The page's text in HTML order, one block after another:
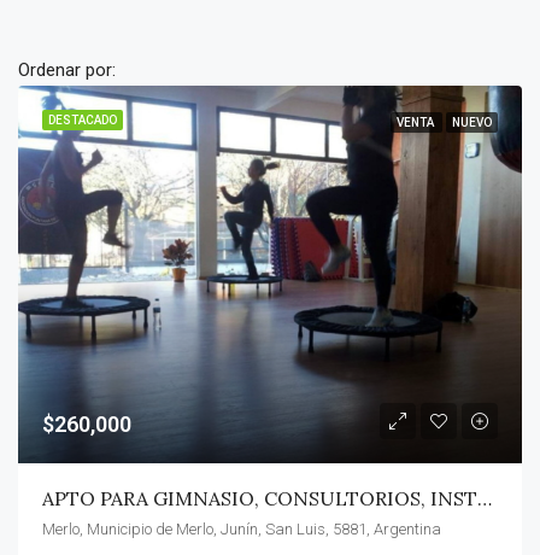
Ordenar por:
DESTACADO VENTA NUEVO
$260,000
APTO PARA GIMNASIO, CONSULTORIOS, INSTITUTO
Merlo, Municipio de Merlo, Junín, San Luis, 5881, Argentina